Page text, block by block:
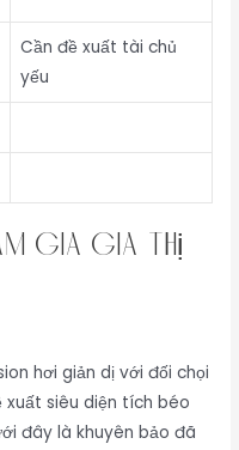
Cần đề xuất tài chủ
yếu
Gia giá thị
hơi giản dị với đối chọi
xuất siêu diện tích béo
đây là khuyên bảo đã